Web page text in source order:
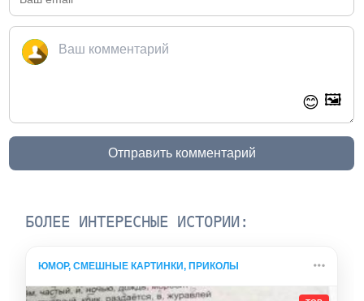
😊 🖼️
Отправить комментарий
БОЛЕЕ ИНТЕРЕСНЫЕ ИСТОРИИ:
ЮМОР, СМЕШНЫЕ КАРТИНКИ, ПРИКОЛЫ